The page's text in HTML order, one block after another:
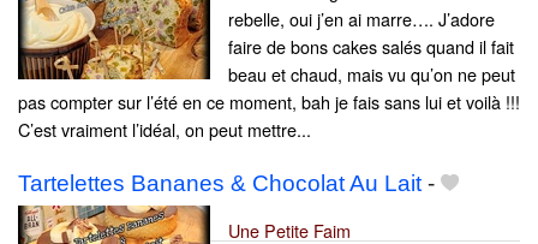
rebelle, oui j’en ai marre…. J’adore
faire de bons cakes salés quand il fait
beau et chaud, mais vu qu’on ne peut
pas compter sur l’été en ce moment, bah je fais sans lui et voilà !!!
C’est vraiment l’idéal, on peut mettre...
Tartelettes Bananes & Chocolat Au Lait -
Une Petite Faim